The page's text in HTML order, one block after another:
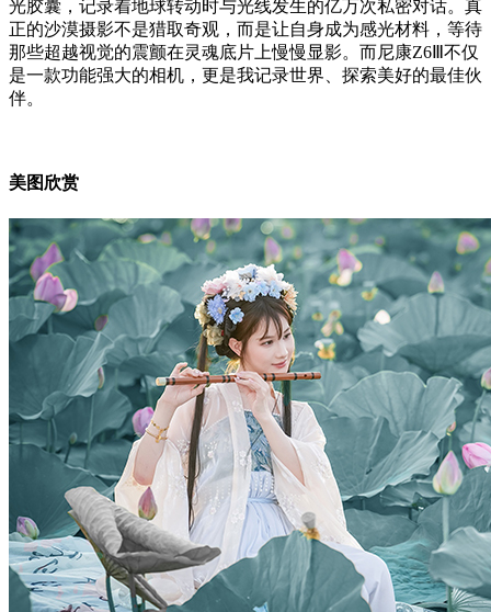
光胶囊，记录着地球转动时与光线发生的亿万次私密对话。真
正的沙漠摄影不是猎取奇观，而是让自身成为感光材料，等待
那些超越视觉的震颤在灵魂底片上慢慢显影。而尼康Z6Ⅲ不仅
是一款功能强大的相机，更是我记录世界、探索美好的最佳伙
伴。
美图欣赏